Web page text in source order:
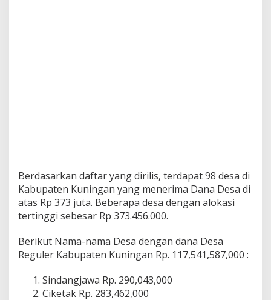
Berdasarkan daftar yang dirilis, terdapat 98 desa di
Kabupaten Kuningan yang menerima Dana Desa di
atas Rp 373 juta. Beberapa desa dengan alokasi
tertinggi sebesar Rp 373.456.000.
Berikut Nama-nama Desa dengan dana Desa
Reguler Kabupaten Kuningan Rp. 117,541,587,000 :
Sindangjawa Rp. 290,043,000
Ciketak Rp. 283,462,000